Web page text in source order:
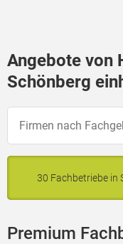
Angebote von
Schönberg
30 Fachbetriebe in
Premium